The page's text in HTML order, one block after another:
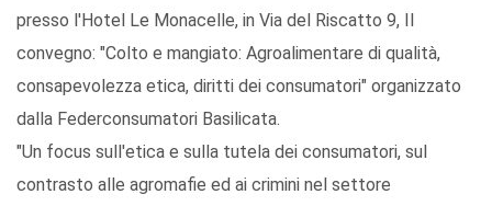
presso l'Hotel Le Monacelle, in Via del Riscatto 9, Il
convegno: "Colto e mangiato: Agroalimentare di qualità,
consapevolezza etica, diritti dei consumatori" organizzato
dalla Federconsumatori Basilicata.
"Un focus sull'etica e sulla tutela dei consumatori, sul
contrasto alle agromafie ed ai crimini nel settore